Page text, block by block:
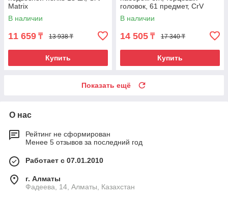
Matrix
В наличии
11 659 ₸ 13 938 ₸
Купить
головок, 61 предмет, CrV
Сибртех
В наличии
14 505 ₸ 17 340 ₸
Купить
Показать ещё
О нас
Рейтинг не сформирован
Менее 5 отзывов за последний год
Работает с 07.01.2010
г. Алматы
Фадеева, 14, Алматы, Казахстан